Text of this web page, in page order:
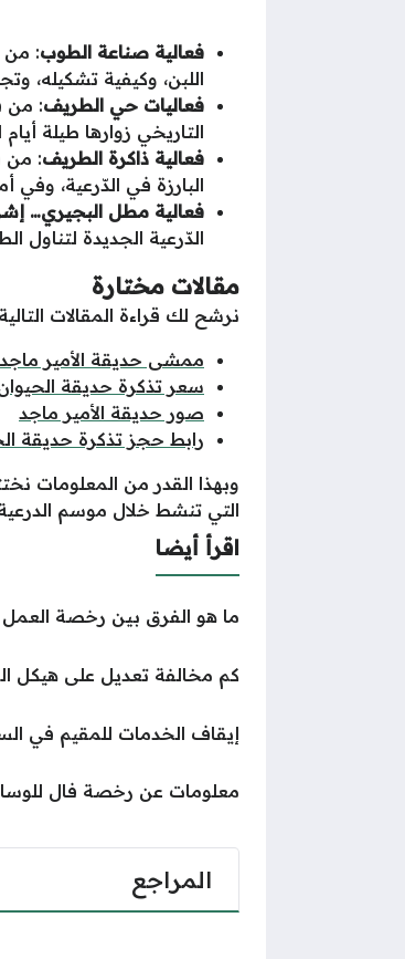
فعالية صناعة الطوب
اللبن، وكيفية تشكيله،
فعاليات حي الطريف
التاريخي زوارها طيلة
فعالية ذاكرة الطريف
البارزة في الدّرعية،
فعالية مطل البجيري…
الدّرعية الجديدة لتناول
مقالات مختارة
نرشح لك قراءة المقالات
ممشى حديقة الأمير
سعر تذكرة حديقة
صور حديقة الأمير ماجد
رابط حجز تذكرة حديقة
وبهذا القدر من المعلومات
التي تنشط خلال موسم
اقرأ أيضا
ما هو الفرق بين رخصة العمل
كم مخالفة تعديل على هيكل
إيقاف الخدمات للمقيم في
معلومات عن رخصة فال
المراجع